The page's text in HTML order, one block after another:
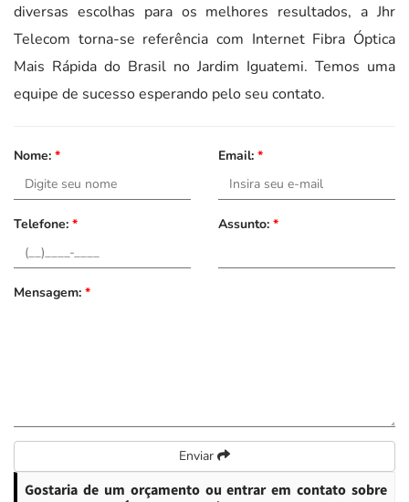
diversas escolhas para os melhores resultados, a Jhr
Telecom torna-se referência com Internet Fibra Óptica
Mais Rápida do Brasil no Jardim Iguatemi. Temos uma
equipe de sucesso esperando pelo seu contato.
Nome: * Email: *
Telefone: * Assunto: *
Mensagem: *
Enviar
Gostaria de um orçamento ou entrar em contato sobre